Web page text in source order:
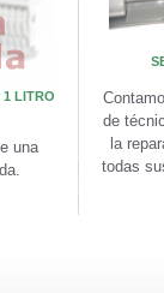
1 LITRO
una
de
la
todas